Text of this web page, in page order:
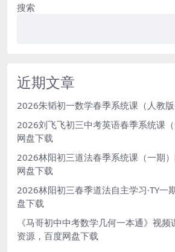
搜索
近期文章
2026朱韬初一数学春季系统课（人教
2026刘飞飞初三中考英语春季系统课
网盘下载
2026林阳初三道法春季系统课（一期
网盘下载
2026林阳初三春季道法自主学习·TY一
盘下载
《马哥初中中考数学几何一本通》视
资源，百度网盘下载